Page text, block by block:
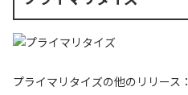
プライマリタイズの他のリリース：